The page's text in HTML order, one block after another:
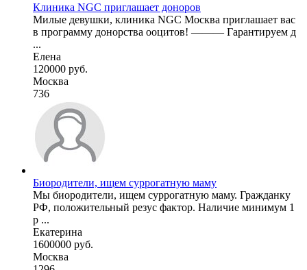
Клиника NGC приглашает доноров
Милые девушки, клиника NGC Москва приглашает вас
в программу донорства ооцитов! ——— Гарантируем д
...
Елена
120000 руб.
Москва
736
Биородители, ищем суррогатную маму
Мы биородители, ищем суррогатную маму. Гражданку
РФ, положительный резус фактор. Наличие минимум 1
р ...
Екатерина
1600000 руб.
Москва